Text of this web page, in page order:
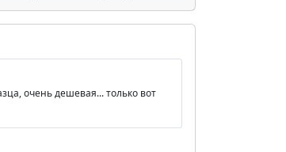
очень дешевая... только вот